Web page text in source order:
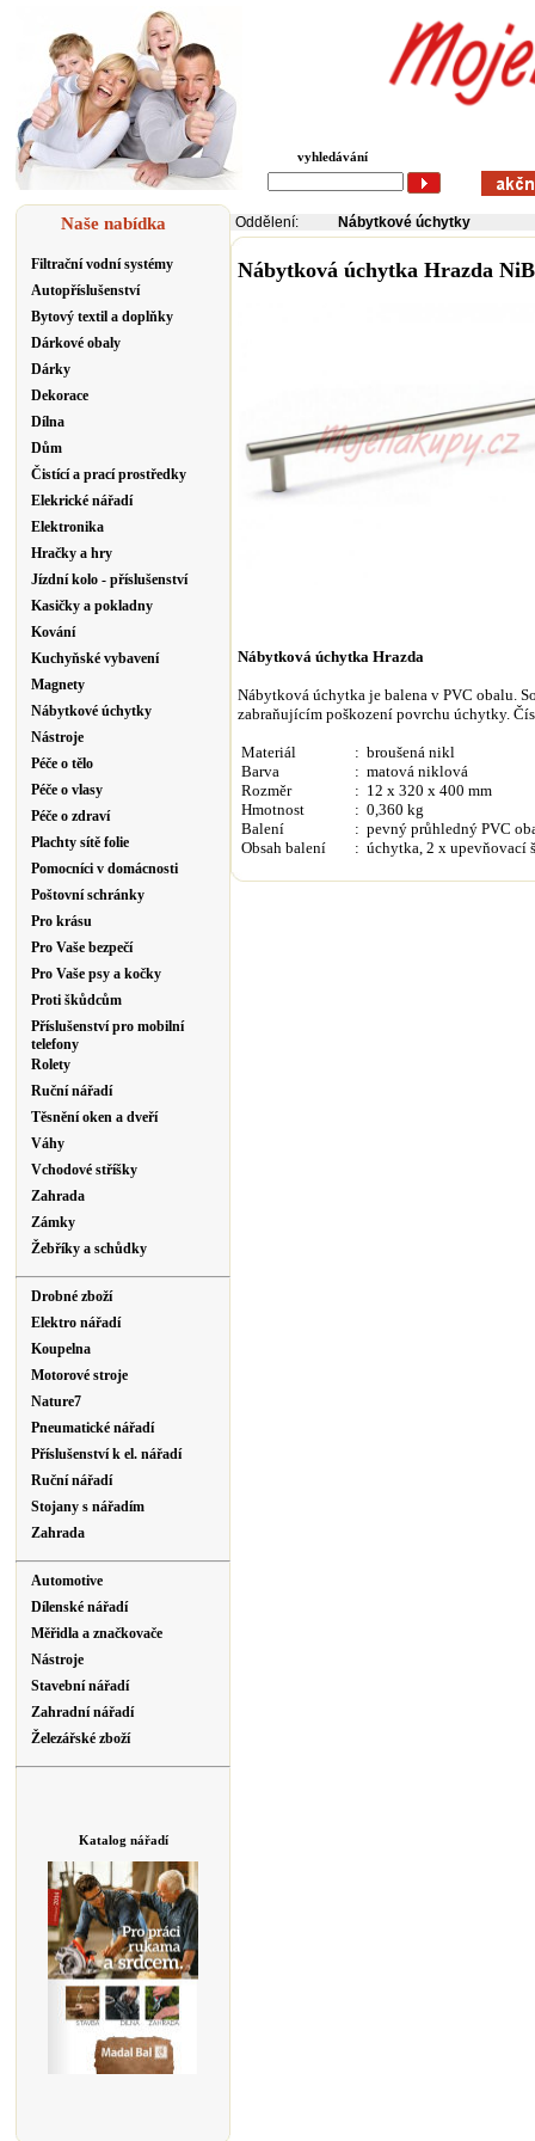
vyhledávání
Naše nabídka
Filtrační vodní systémy
Autopříslušenství
Bytový textil a doplňky
Dárkové obaly
Dárky
Dekorace
Dílna
Dům
Čistící a prací prostředky
Elekrické nářadí
Elektronika
Hračky a hry
Jízdní kolo - příslušenství
Kasičky a pokladny
Kování
Kuchyňské vybavení
Magnety
Nábytkové úchytky
Nástroje
Péče o tělo
Péče o vlasy
Péče o zdraví
Plachty sítě folie
Pomocníci v domácnosti
Poštovní schránky
Pro krásu
Pro Vaše bezpečí
Pro Vaše psy a kočky
Proti škůdcům
Příslušenství pro mobilní
telefony
Rolety
Ruční nářadí
Těsnění oken a dveří
Váhy
Vchodové stříšky
Zahrada
Zámky
Žebříky a schůdky
Drobné zboží
Elektro nářadí
Koupelna
Motorové stroje
Nature7
Pneumatické nářadí
Příslušenství k el. nářadí
Ruční nářadí
Stojany s nářadím
Zahrada
Automotive
Dílenské nářadí
Měřidla a značkovače
Nástroje
Stavební nářadí
Zahradní nářadí
Železářské zboží
Katalog nářadí
Oddělení: Nábytkové úchytky
Nábytková úchytka Hrazda
Nábytková úchytka Hrazda
Nábytková úchytka je balena v PVC obalu.
zabraňujícím poškození povrchu úchytky.
Materiál
Barva
Rozměr
Hmotnost
Balení
Obsah balení
: broušená nikl
: matová niklová
: 12 x 320 x 400 mm
: 0,360 kg
: pevný průhledný PVC
: úchytka, 2 x upevňovací